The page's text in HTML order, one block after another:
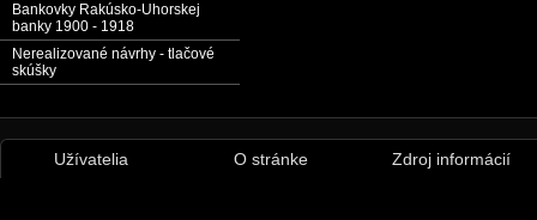
Bankovky Rakúsko-Uhorskej
banky 1900 - 1918
Nerealizované návrhy - tlačové
skúšky
Užívatelia O stránke Zdroj informácií